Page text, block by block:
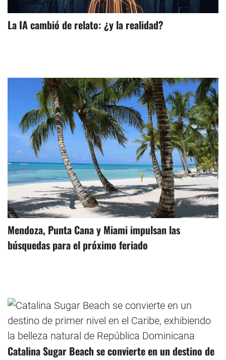
La IA cambió de relato: ¿y la realidad?
Mendoza, Punta Cana y Miami impulsan las
búsquedas para el próximo feriado
Catalina Sugar Beach se convierte en un destino de